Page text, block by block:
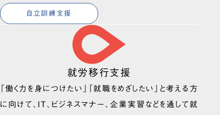
自立訓練支援
就労移行支援
「働く力を身につけたい」「就職をめざしたい」と考える方
に向けて、IT、ビジネスマナー、企業実習などを通して就